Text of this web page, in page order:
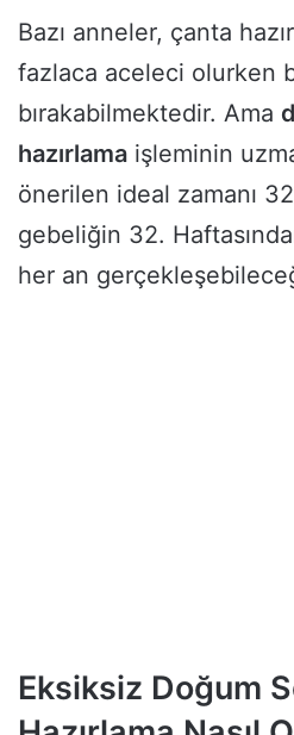
Bazı anneler, çanta
fazlaca aceleci olurken
bırakabilmektedir. Ama
hazırlama işleminin
önerilen ideal zamanı
gebeliğin 32.
her an
Eksiksiz Doğum